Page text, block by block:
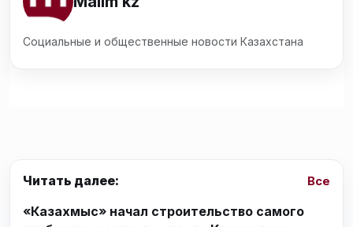
Социальные и общественные новости Казахстана
Читать далее: Все
«Казахмыс» начал строительство самого